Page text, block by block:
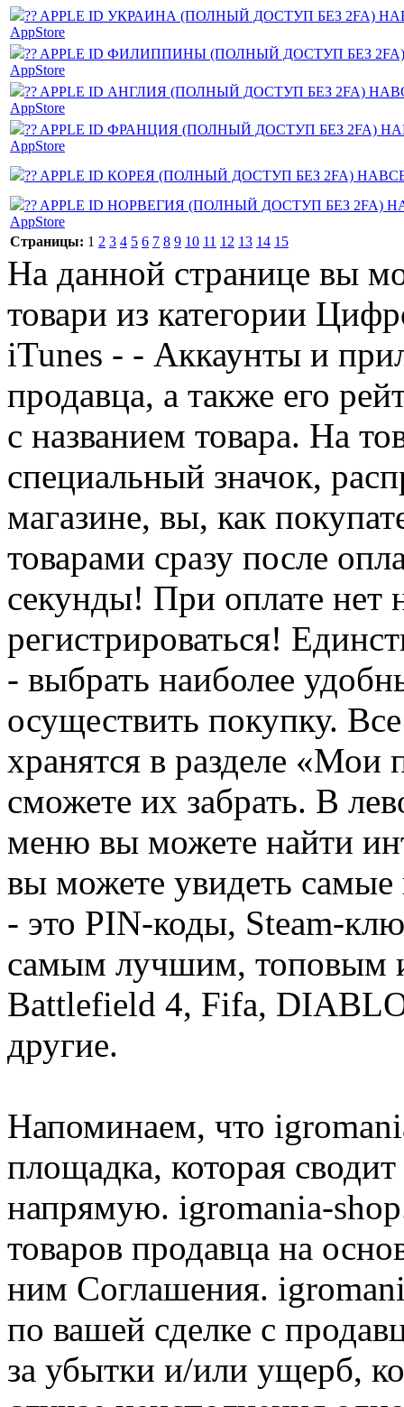
?? APPLE ID УКРАИНА (ПОЛНЫЙ ДОСТУП БЕЗ 2FA)
AppStore
?? APPLE ID ФИЛИППИНЫ (ПОЛНЫЙ ДОСТУП БЕЗ
AppStore
?? APPLE ID АНГЛИЯ (ПОЛНЫЙ ДОСТУП БЕЗ 2FA)
AppStore
?? APPLE ID ФРАНЦИЯ (ПОЛНЫЙ ДОСТУП БЕЗ 2FA)
AppStore
?? APPLE ID КОРЕЯ (ПОЛНЫЙ ДОСТУП БЕЗ 2FA)
?? APPLE ID НОРВЕГИЯ (ПОЛНЫЙ ДОСТУП БЕЗ 2FA)
AppStore
Страницы: 1 2 3 4 5 6 7 8 9 10 11 12 13 14 15
На данной странице вы
товари из категории
iTunes - - Аккаунты и
продавца, а также его
с названием товара. На
специальный значок,
магазине, вы, как
товарами сразу после
секунды! При оплате нет
регистрироваться!
- выбрать наиболее
осуществить покупку.
хранятся в разделе
сможете их забрать. В
меню вы можете найти
вы можете увидеть самые
- это PIN-коды, Steam-
самым лучшим, топовым
Battlefield 4, Fifa,
другие.
Напоминаем, что
площадка, которая
напрямую. igromania-
товаров продавца на
ним Соглашения.
по вашей сделке с
за убытки и/или ущерб,